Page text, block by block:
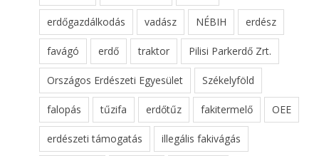
erdőgazdálkodás vadász NÉBIH erdész
favágó erdő traktor Pilisi Parkerdő Zrt.
Országos Erdészeti Egyesület Székelyföld
falopás tűzifa erdőtűz fakitermelő OEE
erdészeti támogatás illegális fakivágás